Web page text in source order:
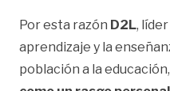
Por esta razón D2L,
aprendizaje y la
población a la